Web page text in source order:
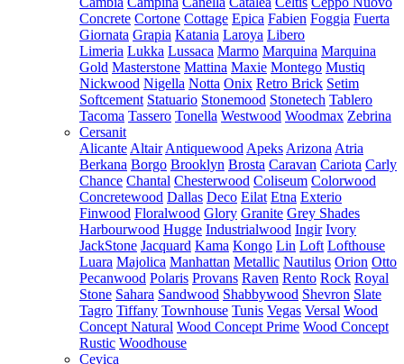
Concrete Cortone Cottage Epica Fabien Foggia Fuerta
Giornata Grapia Katania Laroya Libero
Limeria Lukka Lussaca Marmo Marquina Marquina
Gold Masterstone Mattina Maxie Montego Mustiq
Nickwood Nigella Notta Onix Retro Brick Setim
Softcement Statuario Stonemood Stonetech Tablero
Tacoma Tassero Tonella Westwood Woodmax Zebrina
Cersanit
Alicante Altair Antiquewood Apeks Arizona Atria
Berkana Borgo Brooklyn Brosta Caravan Cariota Carly
Chance Chantal Chesterwood Coliseum Colorwood
Concretewood Dallas Deco Eilat Etna Exterio
Finwood Floralwood Glory Granite Grey Shades
Harbourwood Hugge Industrialwood Ingir Ivory
JackStone Jacquard Kama Kongo Lin Loft Lofthouse
Luara Majolica Manhattan Metallic Nautilus Orion Otto
Pecanwood Polaris Provans Raven Rento Rock Royal
Stone Sahara Sandwood Shabbywood Shevron Slate
Tagro Tiffany Townhouse Tunis Vegas Versal Wood
Concept Natural Wood Concept Prime Wood Concept
Rustic Woodhouse
Cevica